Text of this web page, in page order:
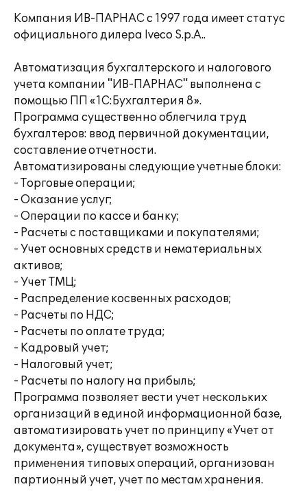
Компания ИВ-ПАРНАС с 1997 года имеет статус
официального дилера Iveco S.p.A..
Автоматизация бухгалтерского и налогового
учета компании "ИВ-ПАРНАС" выполнена с
помощью ПП «1С:Бухгалтерия 8».
Программа существенно облегчила труд
бухгалтеров: ввод первичной документации,
составление отчетности.
Автоматизированы следующие учетные блоки:
- Торговые операции;
- Оказание услуг;
- Операции по кассе и банку;
- Расчеты с поставщиками и покупателями;
- Учет основных средств и нематериальных
активов;
- Учет ТМЦ;
- Распределение косвенных расходов;
- Расчеты по НДС;
- Расчеты по оплате труда;
- Кадровый учет;
- Налоговый учет;
- Расчеты по налогу на прибыль;
Программа позволяет вести учет нескольких
организаций в единой информационной базе,
автоматизировать учет по принципу «Учет от
документа», существует возможность
применения типовых операций, организован
партионный учет, учет по местам хранения.